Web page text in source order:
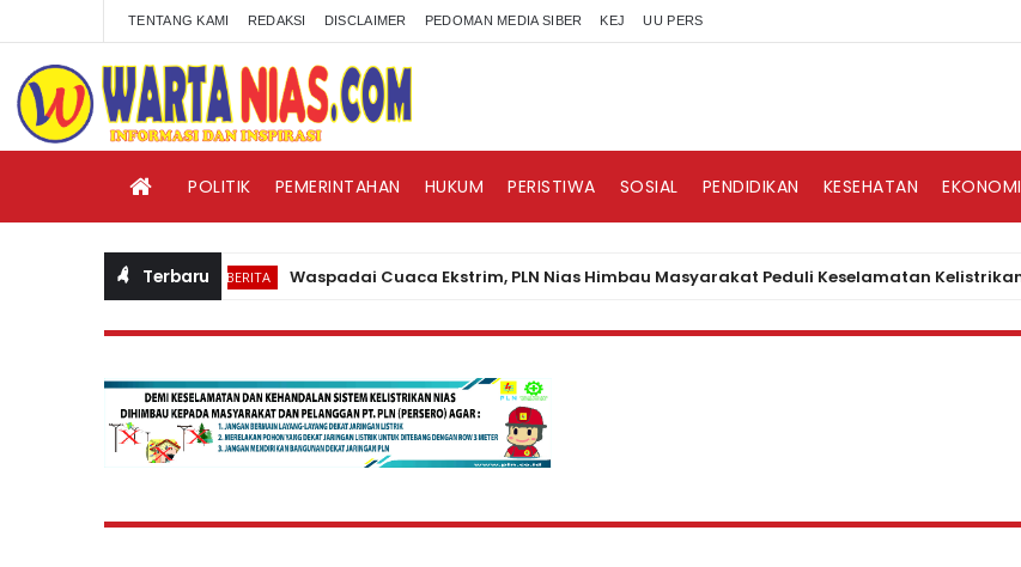
TENTANG KAMI REDAKSI DISCLAIMER PEDOMAN MEDIA SIBER KEJ UU PERS
POLITIK PEMERINTAHAN HUKUM PERISTIWA SOSIAL PENDIDIKAN KESEHATAN EKONOMI
Terbaru
BERITA Waspadai Cuaca Ekstrim, PLN Nias Himbau Masyarakat Peduli Keselamatan Kelistrikan